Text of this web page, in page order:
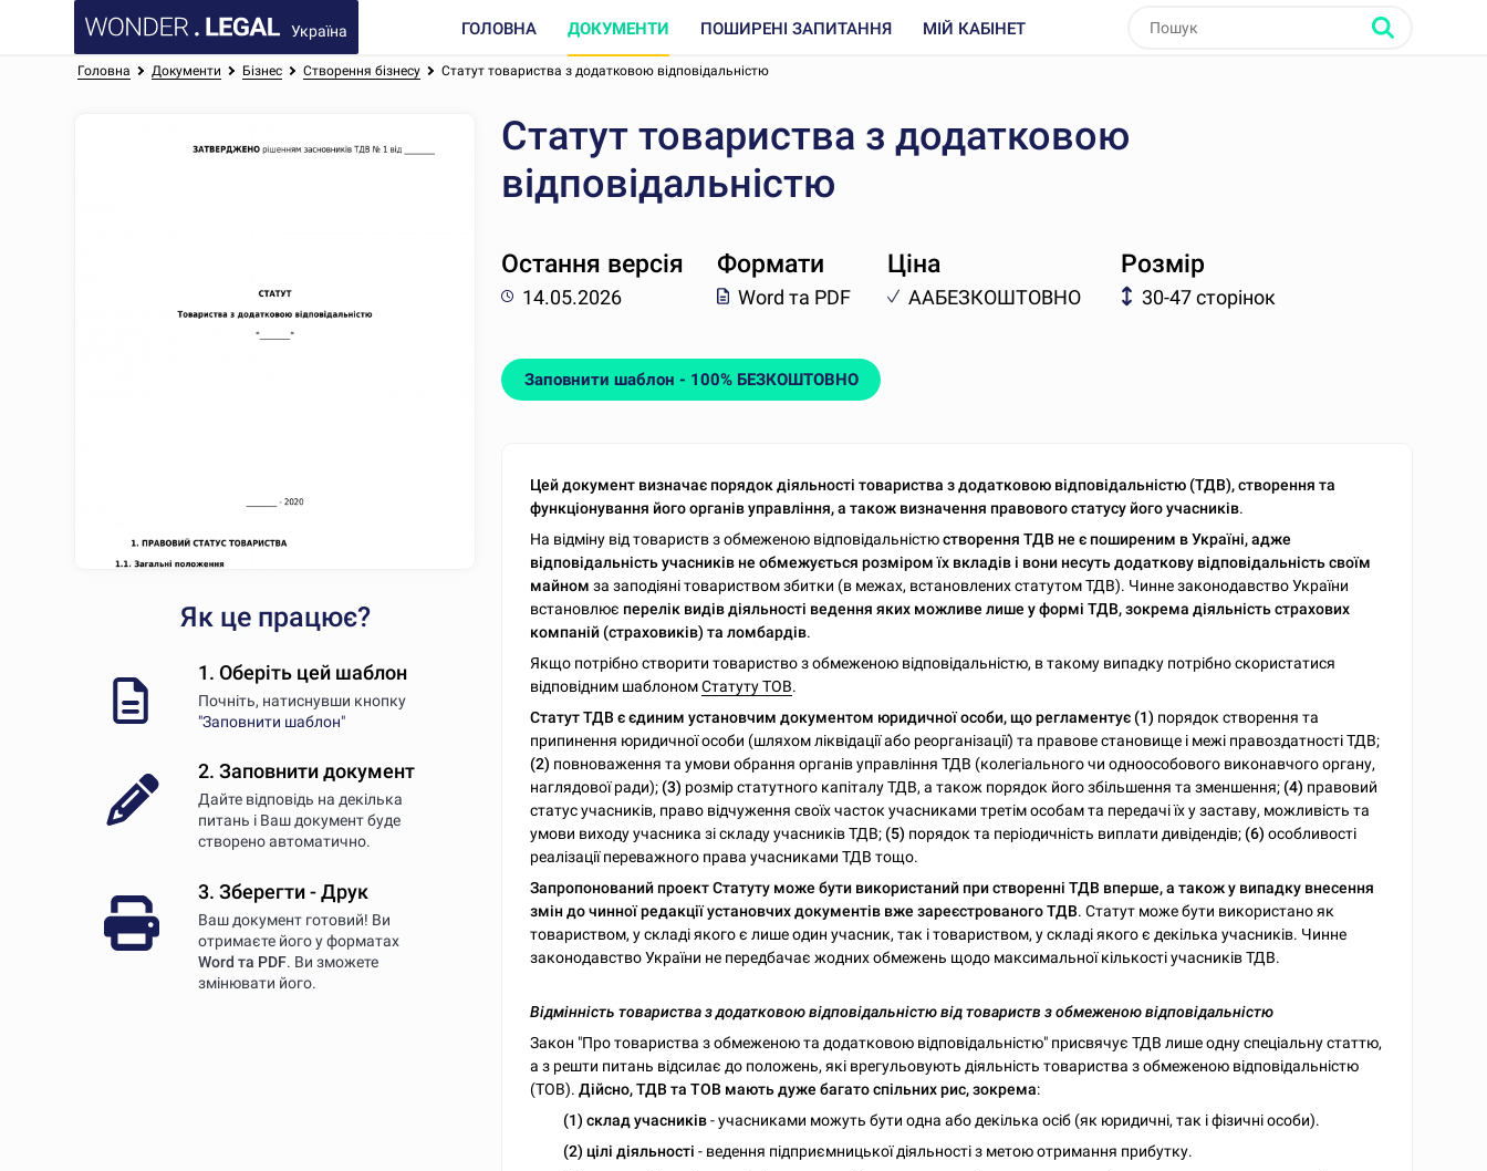
Україна ГОЛОВНА ДОКУМЕНТИ ПОШИРЕНІ ЗАПИТАННЯ МІЙ КАБІНЕТ
Головна Документи Бізнес Створення бізнесу Статут товариства з додатковою відповідальністю
Як це працює?
1. Оберіть цей шаблон
Почніть, натиснувши кнопку
"Заповнити шаблон"
2. Заповнити документ
Дайте відповідь на декілька
питань і Ваш документ буде
створено автоматично.
3. Зберегти - Друк
Ваш документ готовий! Ви
отримаєте його у форматах
Word та PDF. Ви зможете
змінювати його.
Статут товариства з додатковою
відповідальністю
Остання версія
14.05.2026
Формати
Word та PDF
Ціна
AAБЕЗКОШТОВНО
Розмір
30-47 сторінок
Заповнити шаблон - 100% БЕЗКОШТОВНО
Цей документ визначає порядок діяльності товариства з додатковою відповідальністю (ТДВ), створення та
функціонування його органів управління, а також визначення правового статусу його учасників.
На відміну від товариств з обмеженою відповідальністюстворення ТДВ не є поширеним в Україні, адже
відповідальність учасників не обмежується розміром їх вкладів і вони несуть додаткову відповідальність своїм
майном за заподіяні товариством збитки (в межах, встановлених статутом ТДВ). Чинне законодавство України
встановлює перелік видів діяльності ведення яких можливе лише у формі ТДВ, зокрема діяльність страхових
компаній (страховиків) та ломбардів.
Якщо потрібно створити товариство з обмеженою відповідальністю, в такому випадку потрібно скористатися
відповідним шаблономСтатуту ТОВ.
Статут ТДВ є єдиним установчим документом юридичної особи, що регламентує (1) порядок створення та
припинення юридичної особи (шляхом ліквідації або реорганізації) та правове становище і межі правоздатності ТДВ;
(2) повноваження та умови обрання органів управління ТДВ (колегіального чи одноособового виконавчого органу,
наглядової ради);(3) розмір статутного капіталу ТДВ, а також порядок його збільшення та зменшення;(4) правовий
статус учасників, право відчуження своїх часток учасниками третім особам та передачі їх у заставу, можливість та
умови виходу учасника зі складу учасників ТДВ;(5) порядок та періодичність виплати дивідендів;(6) особливості
реалізації переважного права учасниками ТДВ тощо.
Запропонований проект Статуту може бути використаний при створенні ТДВ вперше, а також у випадку внесення
змін до чинної редакції установчих документів вже зареєстрованого ТДВ. Статут може бути використано як
товариством, у складі якого є лише один учасник, так і товариством, у складі якого є декілька учасників. Чинне
законодавство України не передбачає жодних обмежень щодо максимальної кількості учасників ТДВ.
Відмінність товариства з додатковою відповідальністю від товариств з обмеженою відповідальністю
Закон "Про товариства з обмеженою та додатковою відповідальністю" присвячує ТДВ лише одну спеціальну статтю,
а з решти питань відсилає до положень, які врегульовують діяльність товариства з обмеженою відповідальністю
(ТОВ).Дійсно, ТДВ та ТОВ мають дуже багато спільних рис, зокрема:
(1) склад учасників- учасниками можуть бути одна або декілька осіб (як юридичні, так і фізичні особи).
(2) цілі діяльності - ведення підприємницької діяльності з метою отримання прибутку.